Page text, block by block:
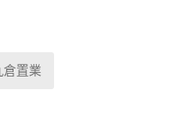
倉置業